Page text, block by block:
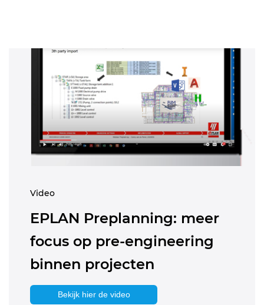
Video
EPLAN Preplanning: meer
focus op pre-engineering
binnen projecten
Bekijk hier de video